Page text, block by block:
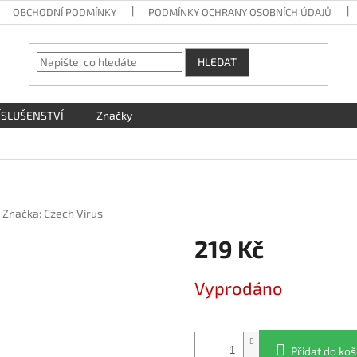
OBCHODNÍ PODMÍNKY PODMÍNKY OCHRANY OSOBNÍCH ÚDAJŮ
HLEDAT
Značky
Značka: Czech Virus
219 Kč
cena:
Vyprodáno
Přidat do